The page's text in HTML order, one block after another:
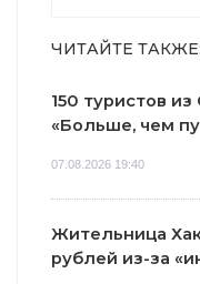
ЧИТАЙТЕ ТАКЖЕ:
150 туристов
«Больше, чем
07.08.2026 19:40
Жительница
рублей из-за